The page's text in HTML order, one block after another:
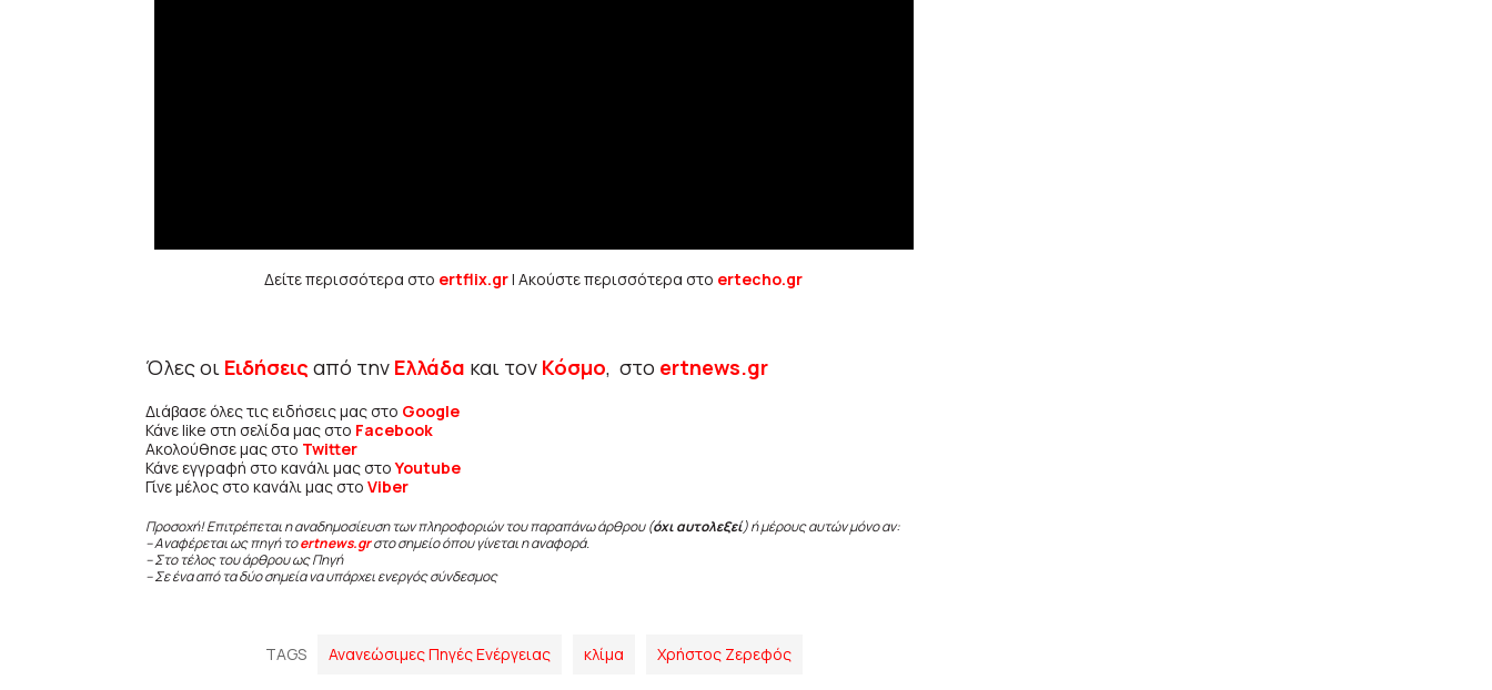
Δείτε περισσότερα στο ertflix.gr| Ακούστε περισσότερα στο ertecho.gr
Όλες οι Ειδήσεις από την Ελλάδα και τον Κόσμο, στο ertnews.gr
Διάβασε όλες τις ειδήσεις μας στο Google
Κάνε like στη σελίδα μας στο Facebook
Ακολούθησε μας στο Twitter
Κάνε εγγραφή στο κανάλι μας στοYoutube
Γίνε μέλος στο κανάλι μας στο Viber
Προσοχή! Επιτρέπεται η αναδημοσίευση των πληροφοριών του παραπάνω άρθρου (όχι αυτολεξεί) ή μέρους αυτών μόνο αν:
– Αναφέρεται ως πηγή τοertnews.gr στο σημείο όπου γίνεται η αναφορά.
– Στο τέλος του άρθρου ως Πηγή
– Σε ένα από τα δύο σημεία να υπάρχει ενεργός σύνδεσμος
TAGS Ανανεώσιμες Πηγές Ενέργειας κλίμα Χρήστος Ζερεφός